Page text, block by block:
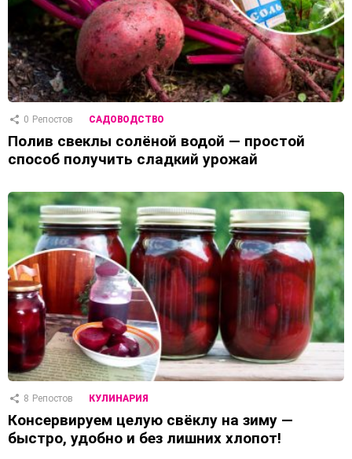
0 Репостов САДОВОДСТВО
Полив свеклы солёной водой — простой
способ получить сладкий урожай
8 Репостов КУЛИНАРИЯ
Консервируем целую свёклу на зиму —
быстро, удобно и без лишних хлопот!